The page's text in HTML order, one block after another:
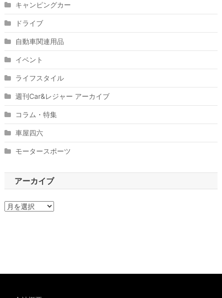
キャンピングカー
ドライブ
自動車関連用品
イベント
ライフスタイル
週刊Car&レジャー アーカイブ
コラム・特集
車屋四六
モータースポーツ
アーカイブ
ア